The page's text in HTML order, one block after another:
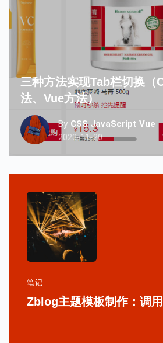
三种方法实现tab栏切换（
法、Vue方法）
By CSSJavaScript Vue
2023-11-20
笔记
Zblog主题模板制作：调